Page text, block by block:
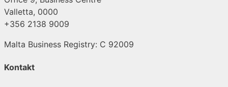
Valletta, 0000
+356 2138 9009
Malta Business Registry: C 92009
Kontakt